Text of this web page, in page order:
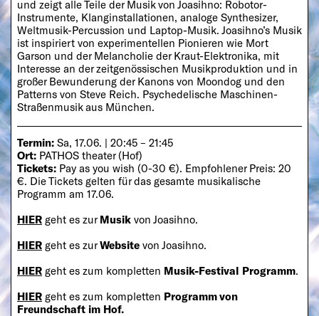
und zeigt alle Teile der Musik von Joasihno: Robotor-
Instrumente, Klanginstallationen, analoge Synthesizer,
Weltmusik-Percussion und Laptop-Musik. Joasihno’s Musik
ist inspiriert von experimentellen Pionieren wie Mort
Garson und der Melancholie der Kraut-Elektronika, mit
Interesse an der zeitgenössischen Musikproduktion und in
großer Bewunderung der Kanons von Moondog und den
Patterns von Steve Reich. Psychedelische Maschinen-
Straßenmusik aus München.
Termin: Sa, 17.06. | 20:45 – 21:45
Ort: PATHOS theater (Hof)
Tickets: Pay as you wish (0-30 €). Empfohlener Preis: 20
€. Die Tickets gelten für das gesamte musikalische
Programm am 17.06.
HIER geht es zur Musik von Joasihno.
HIER geht es zurWebsite von Joasihno.
HIER geht es zum kompletten Musik-Festival Programm.
HIER geht es zum kompletten Programm von
Freundschaft im Hof.